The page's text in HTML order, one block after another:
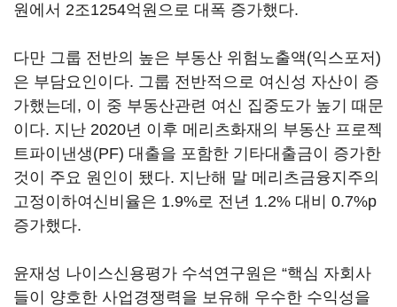
원에서 2조1254억원으로 대폭 증가했다.
다만 그룹 전반의 높은 부동산 위험노출액(익스포저)
은 부담요인이다. 그룹 전반적으로 여신성 자산이 증
가했는데, 이 중 부동산관련 여신 집중도가 높기 때문
이다. 지난 2020년 이후 메리츠화재의 부동산 프로젝
트파이낸생(PF) 대출을 포함한 기타대출금이 증가한
것이 주요 원인이 됐다. 지난해 말 메리츠금융지주의
고정이하여신비율은 1.9%로 전년 1.2% 대비 0.7%p
증가했다.
윤재성 나이스신용평가 수석연구원은 “핵심 자회사
들이 양호한 사업경쟁력을 보유해 우수한 수익성을